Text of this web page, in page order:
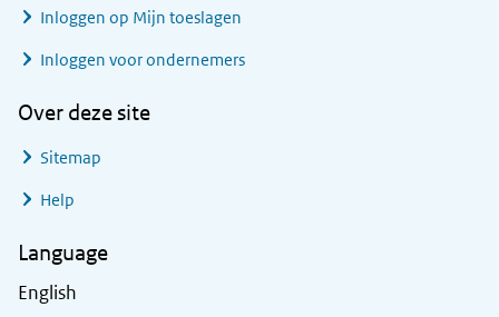
Inloggen op Mijn toeslagen
Inloggen voor ondernemers
Over deze site
Sitemap
Help
Language
English